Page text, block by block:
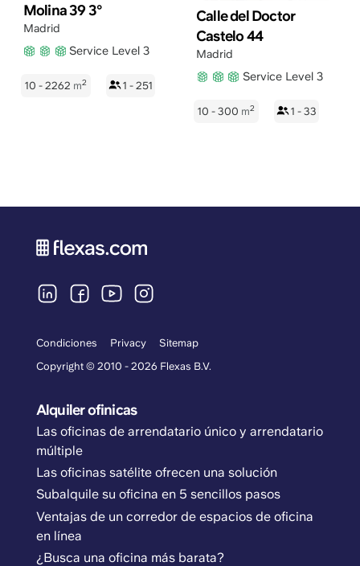
Molina 39 3°
Madrid
Service Level 3
10 - 2262 m2 1 - 251
Calle del Doctor
Castelo 44
Madrid
Service Level 3
10 - 300 m2 1 - 33
Condiciones Privacy
Sitemap
Copyright © 2010 - 2026 Flexas B.V.
Alquiler ofinicas
Las oficinas de arrendatario único y arrendatario
múltiple
Las oficinas satélite ofrecen una solución
Subalquile su oficina en 5 sencillos pasos
Ventajas de un corredor de espacios de oficina
en línea
¿Busca una oficina más barata?